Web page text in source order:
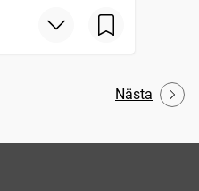
Nästa